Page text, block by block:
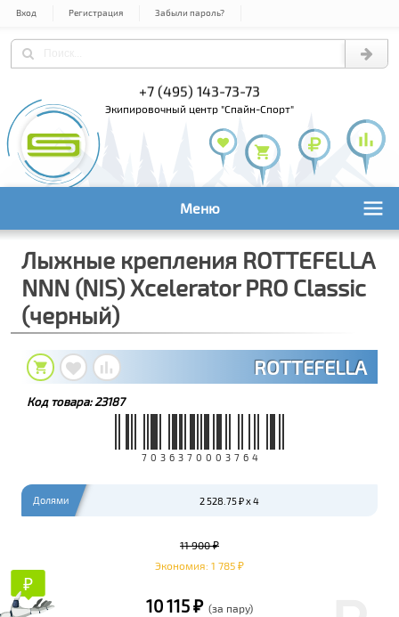
Вход Регистрация Забыли пароль?
+7 (495) 143-73-73
экипировочный центр "Спайн-Спорт"
Меню
Лыжные крепления ROTTEFELLA
NNN (NIS) Xcelerator PRO Classic
(черный)
ROTTEFELLA
Код товара:23187
7036370003764
₽
₽
Долями 2 528.75 ₽ x 4
11 900 ₽
Экономия: 1 785 ₽
10 115 ₽ (за пару)